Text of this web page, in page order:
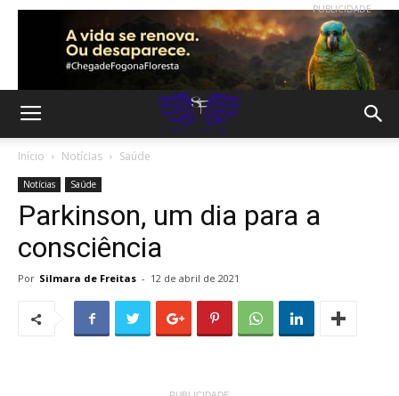
PUBLICIDADE
Início Notícias Saúde
Notícias Saúde
Parkinson, um dia para a
consciência
Por Silmara de Freitas - 12 de abril de 2021